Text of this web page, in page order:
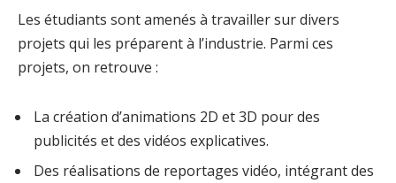
Les étudiants sont amenés à travailler sur divers
projets qui les préparent à l’industrie. Parmi ces
projets, on retrouve :
La création d’animations 2D et 3D pour des
publicités et des vidéos explicatives.
Des réalisations de reportages vidéo, intégrant des